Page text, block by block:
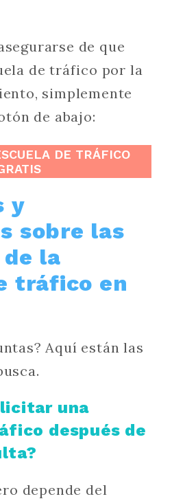
de que
de tráfico por la
simplemente
de abajo:
DE TRÁFICO
y
sobre las
la
tráfico en
Aquí están las
una
después de
depende del